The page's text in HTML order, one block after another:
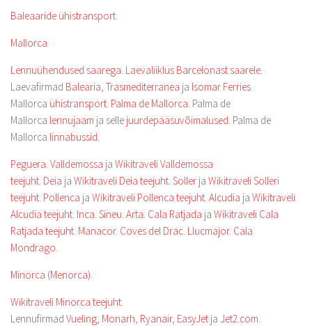
Baleaaride ühistransport.
Mallorca
Lennuühendused saarega. Laevaliiklus Barcelonast saarele.
Laevafirmad Balearia, Trasmediterranea ja Isomar Ferries.
Mallorca ühistransport. Palma de Mallorca. Palma de
Mallorca lennujaam ja selle juurdepääsuvõimalused. Palma de
Mallorca linnabussid.
Peguera. Valldemossa ja Wikitraveli Valldemossa
teejuht. Deia ja Wikitraveli Deia teejuht. Soller ja Wikitraveli Solleri
teejuht. Pollenca ja Wikitraveli Pollenca teejuht. Alcudia ja Wikitraveli
Alcudia teejuht. Inca. Sineu. Arta. Cala Ratjada ja Wikitraveli Cala
Ratjada teejuht. Manacor. Coves del Drac. Llucmajor. Cala
Mondrago.
Minorca (Menorca).
Wikitraveli Minorca teejuht.
Lennufirmad Vueling, Monarh, Ryanair, EasyJet ja Jet2.com.